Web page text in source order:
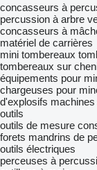
concasseurs à
percussion à arbre
concasseurs à
matériel de carrières
mini tombereaux
tombereaux sur
équipements pour
chargeuses pour
d'explosifs
outils
outils de mesure
forets mandrins de
outils électriques
perceuses à